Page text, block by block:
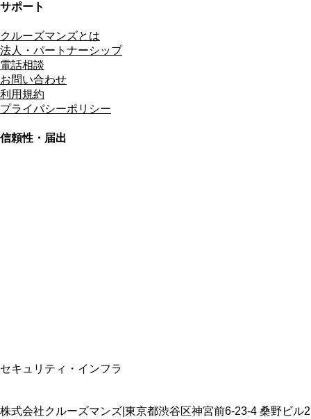
サポート
クルーズマンズとは
法人・パートナーシップ
電話相談
お問い合わせ
利用規約
プライバシーポリシー
信頼性・届出
セキュリティ・インフラ
株式会社クルーズマンズ 東京都渋谷区神宮前6-23-4 桑野ビル2